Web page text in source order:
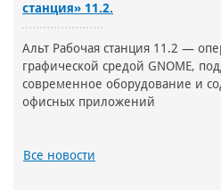
станция» 11.2.
Альт Рабочая станция 11.2 —
графической средой GNOME,
современное оборудование и
офисных приложений
Все новости